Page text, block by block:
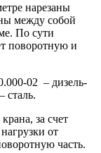
нарезаны
между собой
По сути
поворотную и
02 – дизель-
сталь.
за счет
от
часть.